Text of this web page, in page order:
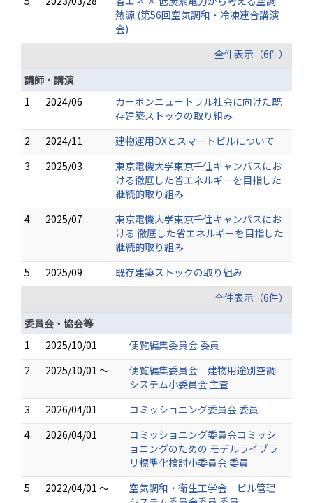
熱源 (第56回空気調和・冷凍連合講演
会)
全件表示（6件）
講師・講演
1.
2024/06
カーボンニュートラル社会に向けた既
存建築ストックの取り組み
2.
2024/11
建物運用DXとスマートビルについて
3.
2025/03
東京電機大学東京千住キャンパスにお
ける徹底した省エネルギーを目指した
継続的取り組み
4.
2025/07
東京電機大学東京千住キャンパスにお
ける 徹底した省エネルギーを目指した
継続的取り組み
5.
2025/09
既存建築ストックの取り組み
全件表示（6件）
委員会・協会等
1.
2025/10/01
便覧編集委員会 委員
2.
2025/10/01 ～
便覧編集委員会 建物用途別空調
システム小委員会 主査
3.
2026/04/01
コミッショニング委員会 委員
4.
2026/04/01
コミッショニング委員会コミッシ
ョニングのための モデルライブラ
リ標準化検討⼩委員会 委員
5.
2022/04/01 ～
空気調和・衛生工学会 ビル管理